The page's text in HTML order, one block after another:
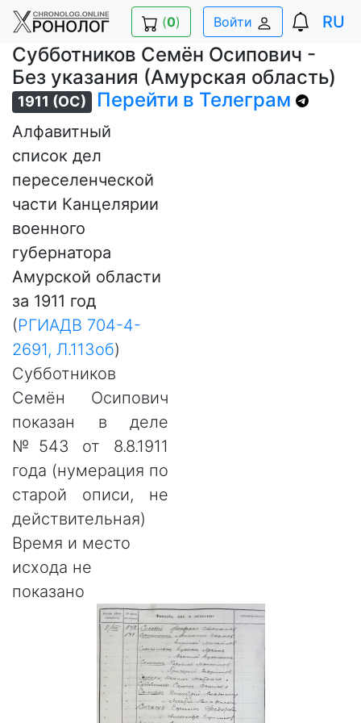
(0) Войти RU
Субботников Семён Осипович -
Без указания (Амурская область)
1911 (ОС) Перейти в Телеграм
Алфавитный
список дел
переселенческой
части Канцелярии
военного
губернатора
Амурской области
за 1911 год
(РГИАДВ 704-4-
2691, Л.113об)
Субботников
Семён Осипович
показан в деле
№543 от 8.8.1911
года (нумерация по
старой описи, не
действительная)
Время и место
исхода не
показано